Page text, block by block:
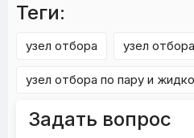
Теги:
узел отбора узел
узел отбора по пару и
Задать вопрос